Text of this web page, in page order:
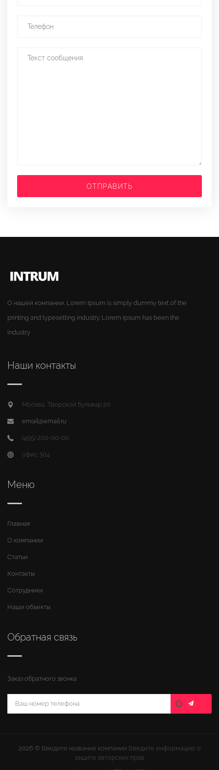
ОТПРАВИТЬ
О нашей компании. Lorem Ipsum is simply dummy text of the
printing and typesetting industry. Lorem Ipsum has been the
industry
Наши контакты
Москва, Тверской бульвар 20
email@email.ru
(495) 200-00-00
офис 304
Меню
Главная
О компании
Статьи
Контакты
Сотрудники
Наши объекты
Обратная связь
Заказ обратного звонка
2026 © Введите название компании Введите информацию о
защите авторских прав